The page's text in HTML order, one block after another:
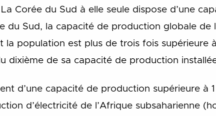
Corée du Sud à elle seule dispose d’une
du Sud, la capacité de production globale
la population est plus de trois fois supérieure
dixième de sa capacité de production
d’une capacité de production supérieure à
d’électricité de l’Afrique subsaharienne